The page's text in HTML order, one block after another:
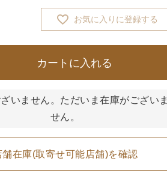
お気に入りに登録する
カートに入れる
いません。ただいま在庫がございま
せん。
舗在庫(取寄せ可能店舗)を確認